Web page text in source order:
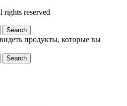
rights reserved
Search
продукты, которые вы
Search